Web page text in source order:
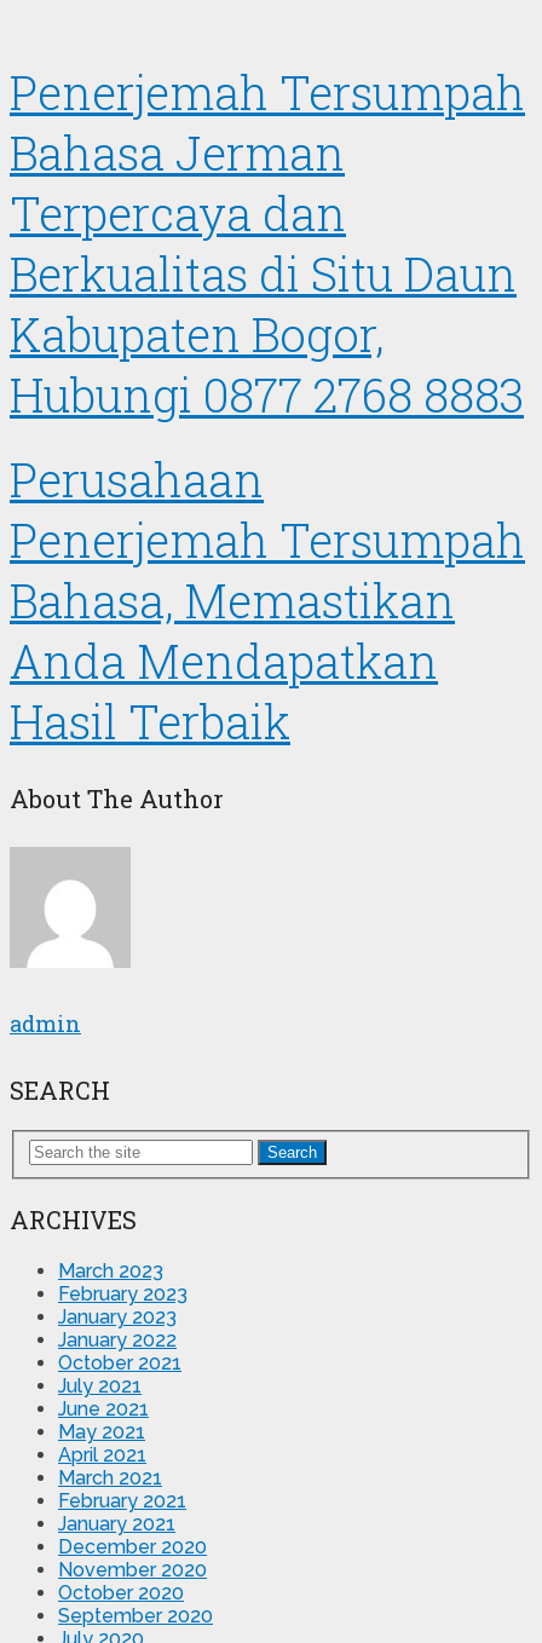
Penerjemah Tersumpah
Bahasa Jerman
Terpercaya dan
Berkualitas di Situ Daun
Kabupaten Bogor,
Hubungi 0877 2768 8883
Perusahaan
Penerjemah Tersumpah
Bahasa, Memastikan
Anda Mendapatkan
Hasil Terbaik
About The Author
admin
SEARCH
Search
ARCHIVES
March 2023
February 2023
January 2023
January 2022
October 2021
July 2021
June 2021
May 2021
April 2021
March 2021
February 2021
January 2021
December 2020
November 2020
October 2020
September 2020
July 2020